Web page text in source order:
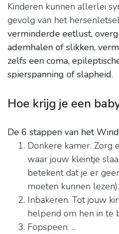
Kinderen kunnen allerlei
gevolg van het
verminderde eetlust,
ademhalen of slikken,
zelfs een coma,
spierspanning of slapheid.
Hoe krijg je een
De 6 stappen van het
Donkere kamer. Zorg
waar jouw kleintje
betekent dat je er
moeten kunnen lezen).
Inbakeren. Tot jouw
helpend om hen in te
Fopspeen. ...